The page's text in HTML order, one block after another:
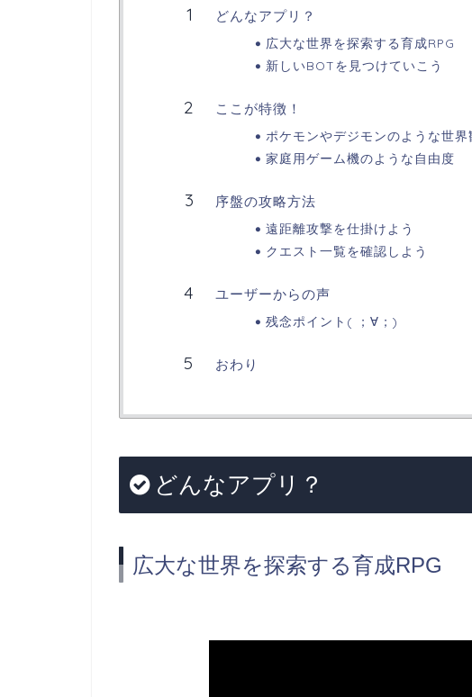
どんなアプリ？
広大な世界を探索する育成RPG
新しいBOTを見つけていこう
ここが特徴！
ポケモンやデジモンのような世界
家庭用ゲーム機のような自由度
序盤の攻略方法
遠距離攻撃を仕掛けよう
クエスト一覧を確認しよう
ユーザーからの声
残念ポイント( ；∀；)
おわり
どんなアプリ？
広大な世界を探索する育成RPG